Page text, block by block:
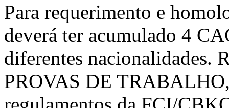
Para requerimento e
deverá ter acumulado 4
diferentes nacionalidades.
PROVAS DE